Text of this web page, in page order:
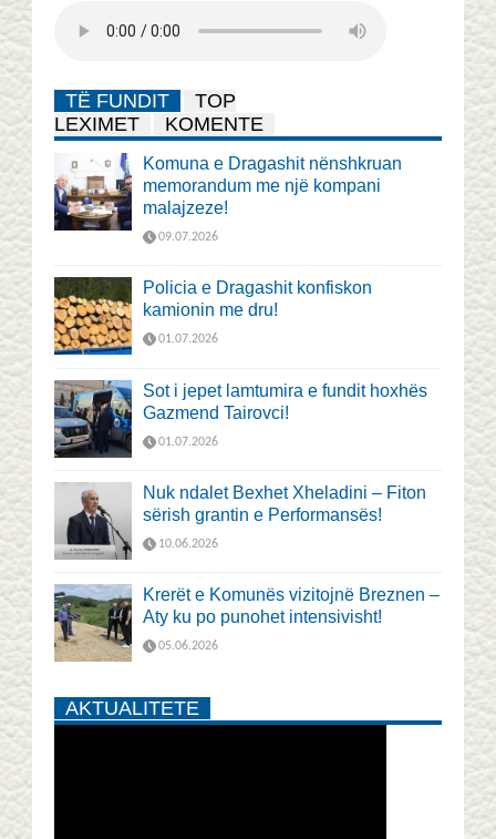
TË FUNDIT
TOP
LEXIMET
KOMENTE
Komuna e Dragashit nënshkruan
memorandum me një kompani
malajzeze!
09.07.2026
Policia e Dragashit konfiskon
kamionin me dru!
01.07.2026
Sot i jepet lamtumira e fundit hoxhës
Gazmend Tairovci!
01.07.2026
Nuk ndalet Bexhet Xheladini – Fiton
sërish grantin e Performansës!
10.06.2026
Krerët e Komunës vizitojnë Breznen –
Aty ku po punohet intensivisht!
05.06.2026
AKTUALITETE